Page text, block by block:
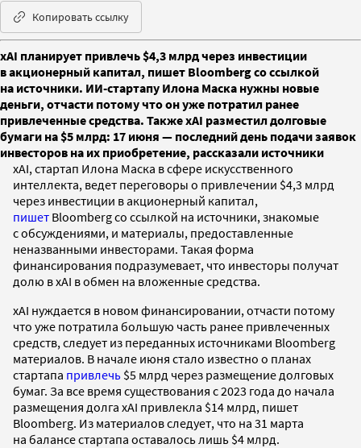
Копировать ссылку
xAI планирует привлечь $4,3 млрд через инвестиции
в акционерный капитал, пишет Bloomberg со ссылкой
на источники. ИИ-стартапу Илона Маска нужны новые
деньги, отчасти потому что он уже потратил ранее
привлеченные средства. Также xAI разместил долговые
бумаги на $5 млрд: 17 июня — последний день подачи заявок
инвесторов на их приобретение, рассказали источники
xAI, стартап Илона Маска в сфере искусственного
интеллекта, ведет переговоры о привлечении $4,3 млрд
через инвестиции в акционерный капитал,
пишет Bloomberg со ссылкой на источники, знакомые
с обсуждениями, и материалы, предоставленные
неназванными инвесторами. Такая форма
финансирования подразумевает, что инвесторы получат
долю в xAI в обмен на вложенные средства.
xAI нуждается в новом финансировании, отчасти потому
что уже потратила большую часть ранее привлеченных
средств, следует из переданных источниками Bloomberg
материалов. В начале июня стало известно о планах
стартапа привлечь $5 млрд через размещение долговых
бумаг. За все время существования с 2023 года до начала
размещения долга xAI привлекла $14 млрд, пишет
Bloomberg. Из материалов следует, что на 31 марта
на балансе стартапа оставалось лишь $4 млрд.